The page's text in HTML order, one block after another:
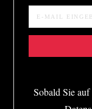
Sobald Sie